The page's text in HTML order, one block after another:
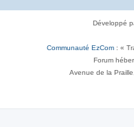
Développé
Communauté EzCom : «
Forum
Avenue de la